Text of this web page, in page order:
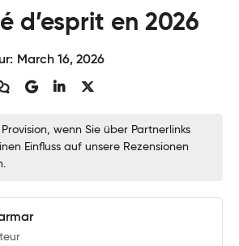
d’esprit en 2026
March 16, 2026
wenn Sie über Partnerlinks
Einfluss auf unsere Rezensionen